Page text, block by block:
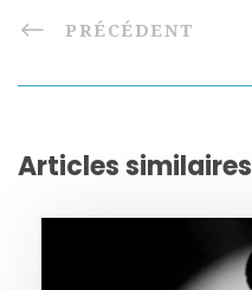
PRÉCÉDENT
Articles similaires